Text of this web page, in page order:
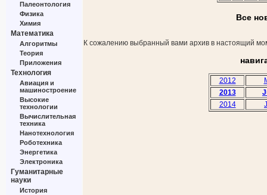
Палеонтология
Физика
Химия
Математика
Алгоритмы
Теория
Приложения
Технология
Авиация и
машиностроение
Высокие
технологии
Вычислительная
техника
Нанотехнология
Роботехника
Энергетика
Электроника
Гуманитарные
науки
История
Все
К сожалению выбранный вами архив в настоящий
2012
2013
2014